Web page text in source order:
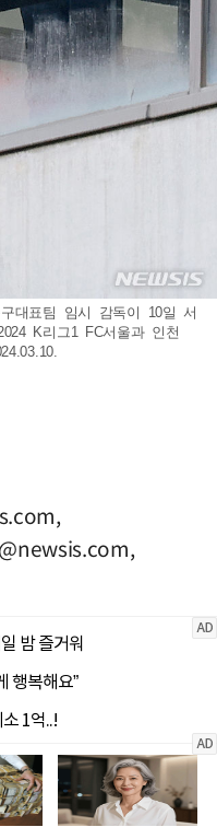
대표팀 임시 감독이 10일 서
K리그1 FC서울과 인천
,
,